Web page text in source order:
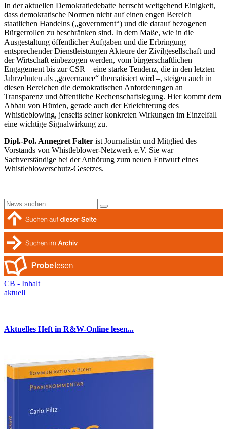
In der aktuellen Demokratiedebatte herrscht weitgehend Einigkeit,
dass demokratische Normen nicht auf einen engen Bereich
staatlichen Handelns („government“) und die darauf bezogenen
Bürgerrollen zu beschränken sind. In dem Maße, wie in die
Ausgestaltung öffentlicher Aufgaben und die Erbringung
entsprechender Dienstleistungen Akteure der Zivilgesellschaft und
der Wirtschaft einbezogen werden, vom bürgerschaftlichen
Engagement bis zur CSR – eine starke Tendenz, die in den letzten
Jahrzehnten als „governance“ thematisiert wird –, steigen auch in
diesen Bereichen die demokratischen Anforderungen an
Transparenz und öffentliche Rechenschaftslegung. Hier kommt dem
Abbau von Hürden, gerade auch der Erleichterung des
Whistleblowing, jenseits seiner konkreten Wirkungen im Einzelfall
eine wichtige Signalwirkung zu.
Dipl.-Pol. Annegret Falter ist Journalistin und Mitglied des
Vorstands von Whistleblower-Netzwerk e.V. Sie war
Sachverständige bei der Anhörung zum neuen Entwurf eines
Whistleblowerschutz-Gesetzes.
CB - Inhalt
aktuell
Aktuelles Heft in R&W-Online lesen...